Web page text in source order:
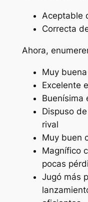
Aceptable
Correcta
Ahora,
Muy
Excelente
Buenísima
Dispuso
rival
Muy buen
Magnífico
pocas
Jugó más